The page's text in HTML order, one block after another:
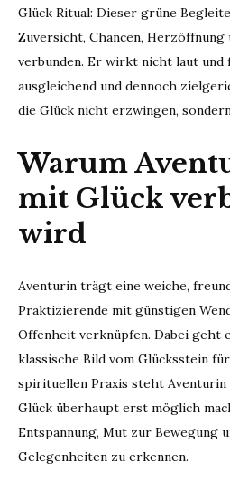
Glück Ritual: Dieser grüne
Zuversicht, Chancen, Herzöffnung
verbunden. Er wirkt nicht laut
ausgleichend und dennoch
die Glück nicht erzwingen,
Warum
mit Glück
wird
Aventurin trägt eine weiche,
Praktizierende mit günstigen
Offenheit verknüpfen. Dabei geht
klassische Bild vom Glücksstein
spirituellen Praxis steht
Glück überhaupt erst möglich
Entspannung, Mut zur Bewegung
Gelegenheiten zu erkennen.